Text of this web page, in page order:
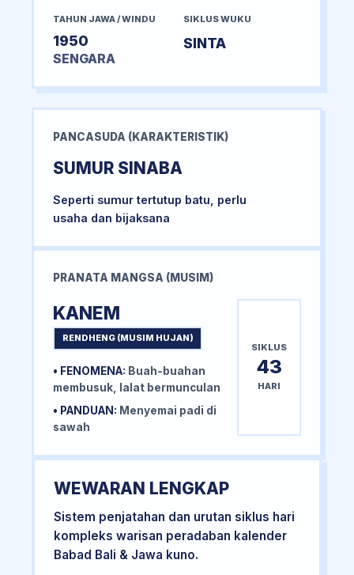
TAHUN JAWA / WINDU
1950
SENGARA
SIKLUS WUKU
SINTA
PANCASUDA (KARAKTERISTIK)
SUMUR SINABA
Seperti sumur tertutup batu, perlu
usaha dan bijaksana
PRANATA MANGSA (MUSIM)
KANEM
RENDHENG (MUSIM HUJAN)
• FENOMENA: Buah-buahan
membusuk, lalat bermunculan
• PANDUAN: Menyemai padi di
sawah
SIKLUS
43
HARI
WEWARAN LENGKAP
Sistem penjatahan dan urutan siklus hari
kompleks warisan peradaban kalender
Babad Bali & Jawa kuno.